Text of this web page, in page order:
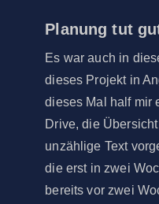
Planung tut
Es war auch in
dieses Projekt in
dieses Mal half mir
Drive, die
unzählige Text
die erst in zwei
bereits vor zwei